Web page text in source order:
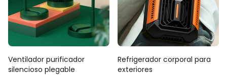
Ordenar por precio: mayor a menor
De lo nuevo a lo viejo
De lo viejo a lo nuevo
Ventilador purificador
silencioso plegable
Refrigerador corporal para
exteriores